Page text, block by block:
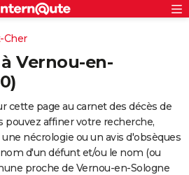
S'inscrire
Connexion
Cher
Vernou-en-
cette page au carnet des décès de
pouvez affiner votre recherche,
nécrologie ou un avis d'obsèques
d'un défunt et/ou le nom (ou
proche de Vernou-en-Sologne